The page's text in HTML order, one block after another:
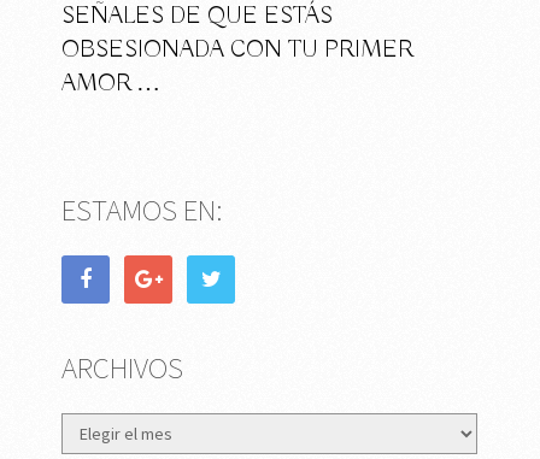
SEÑALES DE QUE ESTÁS
OBSESIONADA CON TU PRIMER
AMOR …
ESTAMOS EN:
ARCHIVOS
Archivos